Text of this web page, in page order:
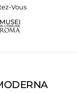
Vous